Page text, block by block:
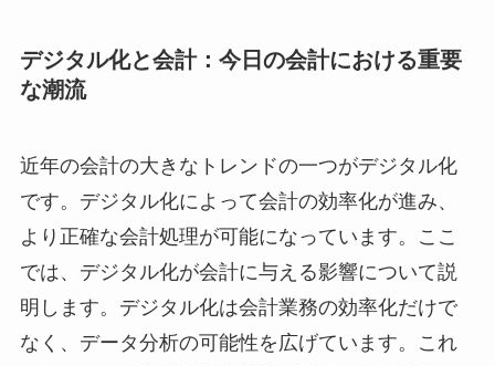
デジタル化と会計：今日の会計における重要
な潮流
近年の会計の大きなトレンドの一つがデジタル化
です。デジタル化によって会計の効率化が進み、
より正確な会計処理が可能になっています。ここ
では、デジタル化が会計に与える影響について説
明します。デジタル化は会計業務の効率化だけで
なく、データ分析の可能性を広げています。これ